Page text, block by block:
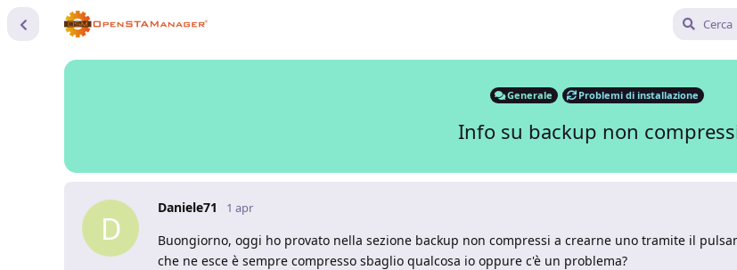
Generale Problemi di installazione
Info su backup non
D
Daniele71 1 apr
Buongiorno, oggi ho provato nella sezione backup non compressi a crearne uno tramite il
che ne esce è sempre compresso sbaglio qualcosa io oppure c'è un problema?